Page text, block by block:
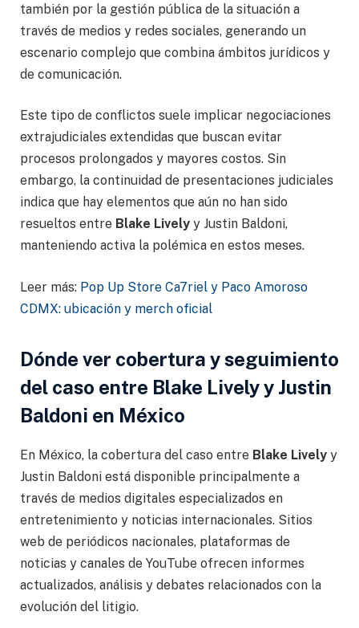
también por la gestión pública de la situación a
través de medios y redes sociales, generando un
escenario complejo que combina ámbitos jurídicos y
de comunicación.
Este tipo de conflictos suele implicar negociaciones
extrajudiciales extendidas que buscan evitar
procesos prolongados y mayores costos. Sin
embargo, la continuidad de presentaciones judiciales
indica que hay elementos que aún no han sido
resueltos entre Blake Lively y Justin Baldoni,
manteniendo activa la polémica en estos meses.
Leer más: Pop Up Store Ca7riel y Paco Amoroso
CDMX: ubicación y merch oficial
Dónde ver cobertura y seguimiento
del caso entre Blake Lively y Justin
Baldoni en México
En México, la cobertura del caso entre Blake Lively y
Justin Baldoni está disponible principalmente a
través de medios digitales especializados en
entretenimiento y noticias internacionales. Sitios
web de periódicos nacionales, plataformas de
noticias y canales de YouTube ofrecen informes
actualizados, análisis y debates relacionados con la
evolución del litigio.